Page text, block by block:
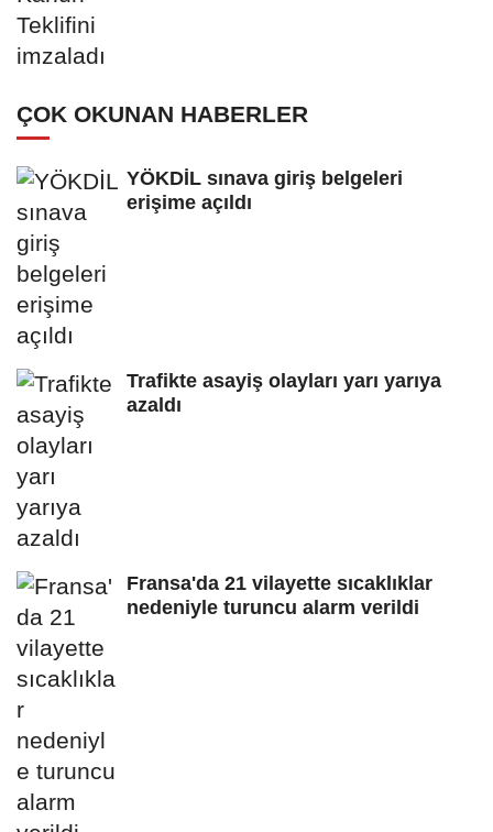
ÇOK OKUNAN HABERLER
YÖKDİL sınava giriş belgeleri
erişime açıldı
Trafikte asayiş olayları yarı yarıya
azaldı
Fransa'da 21 vilayette sıcaklıklar
nedeniyle turuncu alarm verildi